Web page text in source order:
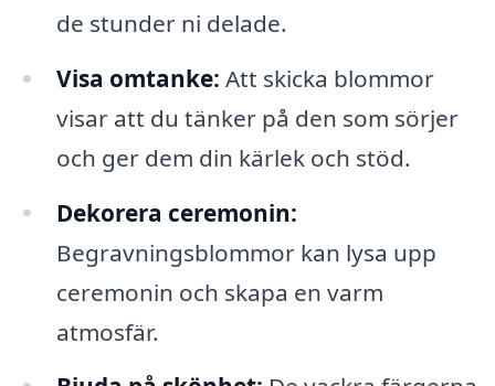
de stunder ni delade.
Visa omtanke: Att skicka blommor
visar att du tänker på den som sörjer
och ger dem din kärlek och stöd.
Dekorera ceremonin:
Begravningsblommor kan lysa upp
ceremonin och skapa en varm
atmosfär.